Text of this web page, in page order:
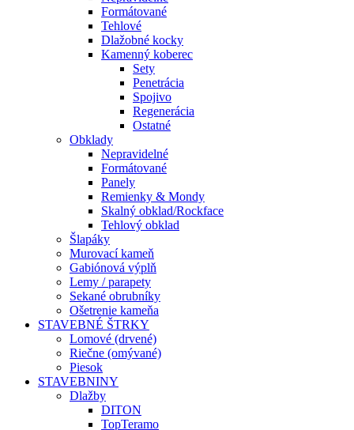
Formátované
Tehlové
Dlažobné kocky
Kamenný koberec
Sety
Penetrácia
Spojivo
Regenerácia
Ostatné
Obklady
Nepravidelné
Formátované
Panely
Remienky & Mondy
Skalný obklad/Rockface
Tehlový obklad
Šlapáky
Murovací kameň
Gabiónová výplň
Lemy / parapety
Sekané obrubníky
Ošetrenie kameňa
STAVEBNÉ ŠTRKY
Lomové (drvené)
Riečne (omývané)
Piesok
STAVEBNINY
Dlažby
DITON
TopTeramo